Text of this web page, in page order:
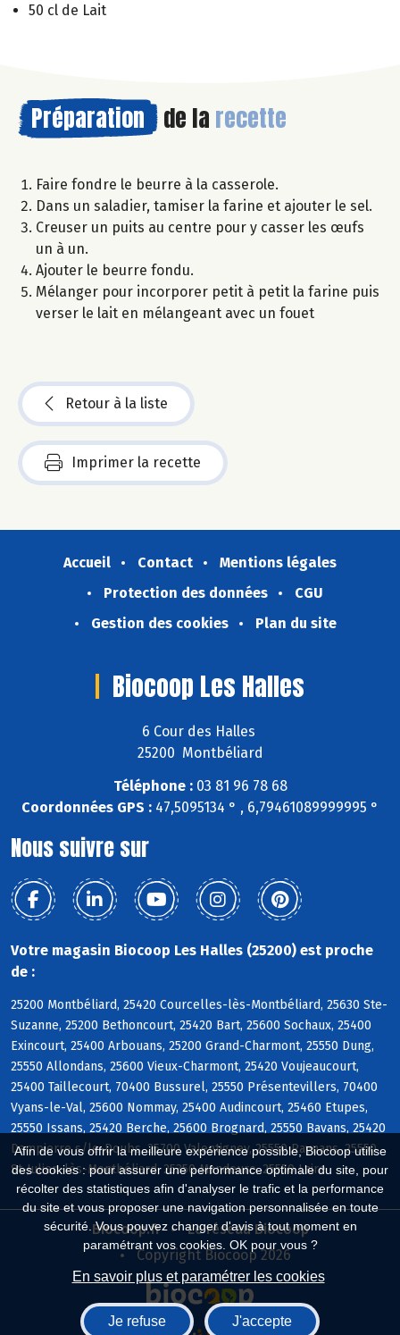
Afin de vous offrir la meilleure expérience possible, Biocoop utilise
des cookies : pour assurer une performance optimale du site, pour
récolter des statistiques afin d'analyser le trafic et la performance
du site et vous proposer une navigation personnalisée en toute
sécurité. Vous pouvez changer d'avis à tout moment en
paramétrant vos cookies. OK pour vous ?
En savoir plus et paramétrer les cookies
Je refuse J'accepte
50 cl de Lait
Préparation de la recette
Faire fondre le beurre à la casserole.
Dans un saladier, tamiser la farine et ajouter le sel.
Creuser un puits au centre pour y casser les œufs
un à un.
Ajouter le beurre fondu.
Mélanger pour incorporer petit à petit la farine puis
verser le lait en mélangeant avec un fouet
Retour à la liste
Imprimer la recette
Accueil Contact
Mentions légales
Protection des données
CGU
Gestion des cookies
Plan du site
Biocoop Les Halles
6 Cour des Halles
25200 Montbéliard
Téléphone :03 81 96 78 68
Coordonnées GPS : 47,5095134 ° , 6,79461089999995 °
Nous suivre sur
Votre magasin Biocoop Les Halles (25200) est proche
de :
25200 Montbéliard, 25420 Courcelles-lès-Montbéliard, 25630 Ste-
Suzanne, 25200 Bethoncourt, 25420 Bart, 25600 Sochaux, 25400
Exincourt, 25400 Arbouans, 25200 Grand-Charmont, 25550 Dung,
25550 Allondans, 25600 Vieux-Charmont, 25420 Voujeaucourt,
25400 Taillecourt, 70400 Bussurel, 25550 Présentevillers, 70400
Vyans-le-Val, 25600 Nommay, 25400 Audincourt, 25460 Etupes,
25550 Issans, 25420 Berche, 25600 Brognard, 25550 Bavans, 25420
Dampierre s/le-Doubs, 25700 Valentigney, 25550 Raynans, 25550
St-Julien-lès-Montbéliard, 25350 Mandeure, 25550 Laire
Biocoop.fr
Le réseau Biocoop
Copyright Biocoop 2026